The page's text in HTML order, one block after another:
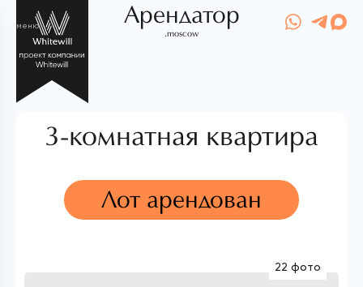
меню Арендатор
.moscow
3-комнатная квартира
Лот арендован
22 фото